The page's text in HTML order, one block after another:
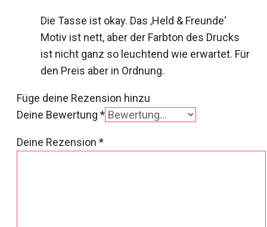
Die Tasse ist okay. Das ‚Held & Freunde‘
Motiv ist nett, aber der Farbton des Drucks
ist nicht ganz so leuchtend wie erwartet. Für
den Preis aber in Ordnung.
Füge deine Rezension hinzu
Deine Bewertung *
Deine Rezension *